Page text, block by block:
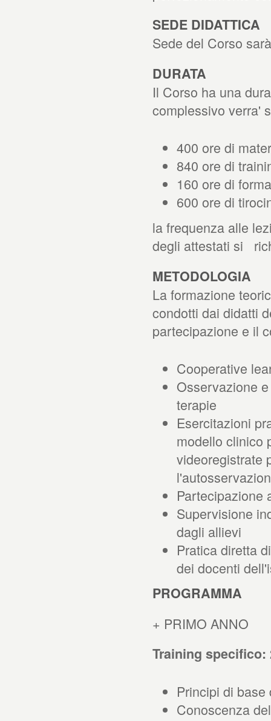
SEDE DIDATTICA
Sede del Corso
DURATA
Il Corso ha una
complessivo verra'
400 ore di
840 ore di
160 ore di
600 ore di
la frequenza alle
degli attestati si
METODOLOGIA
La formazione
condotti dai didatti
partecipazione e il
Cooperative
Osservazione
terapie
Esercitazioni
modello clinico
videoregistrate
Partecipazione
Supervisione
dagli allievi
Pratica diretta
dei docenti
PROGRAMMA
+ PRIMO ANNO
Training specifico:
Principi di
Conoscenza